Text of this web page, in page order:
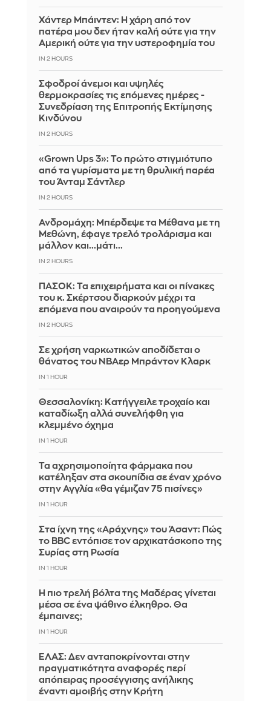
Χάντερ Μπάιντεν: Η χάρη από τον
πατέρα μου δεν ήταν καλή ούτε για την
Αμερική ούτε για την υστεροφημία του
IN 2 HOURS
Σφοδροί άνεμοι και υψηλές
θερμοκρασίες τις επόμενες ημέρες -
Συνεδρίαση της Επιτροπής Εκτίμησης
Κινδύνου
IN 2 HOURS
«Grown Ups 3»: Το πρώτο στιγμιότυπο
από τα γυρίσματα με τη θρυλική παρέα
του Άνταμ Σάντλερ
IN 2 HOURS
Ανδρομάχη: Μπέρδεψε τα Μέθανα με τη
Μεθώνη, έφαγε τρελό τρολάρισμα και
μάλλον και...μάτι...
IN 2 HOURS
ΠΑΣΟΚ: Τα επιχειρήματα και οι πίνακες
του κ. Σκέρτσου διαρκούν μέχρι τα
επόμενα που αναιρούν τα προηγούμενα
IN 2 HOURS
Σε χρήση ναρκωτικών αποδίδεται ο
θάνατος του ΝΒΑερ Μπράντον Κλαρκ
IN 1 HOUR
Θεσσαλονίκη: Κατήγγειλε τροχαίο και
καταδίωξη αλλά συνελήφθη για
κλεμμένο όχημα
IN 1 HOUR
Τα αχρησιμοποίητα φάρμακα που
κατέληξαν στα σκουπίδια σε έναν χρόνο
στην Αγγλία «θα γέμιζαν 75 πισίνες»
IN 1 HOUR
Στα ίχνη της «Αράχνης» του Άσαντ: Πώς
το BBC εντόπισε τον αρχικατάσκοπο της
Συρίας στη Ρωσία
IN 1 HOUR
Η πιο τρελή βόλτα της Μαδέρας γίνεται
μέσα σε ένα ψάθινο έλκηθρο. Θα
έμπαινες;
IN 1 HOUR
ΕΛΑΣ: Δεν ανταποκρίνονται στην
πραγματικότητα αναφορές περί
απόπειρας προσέγγισης ανήλικης
έναντι αμοιβής στην Κρήτη